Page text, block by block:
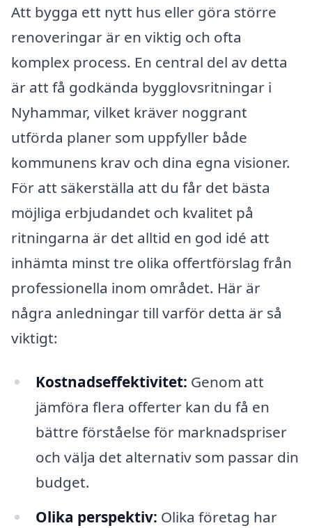
Att bygga ett nytt hus eller göra större
renoveringar är en viktig och ofta
komplex process. En central del av detta
är att få godkända bygglovsritningar i
Nyhammar, vilket kräver noggrant
utförda planer som uppfyller både
kommunens krav och dina egna visioner.
För att säkerställa att du får det bästa
möjliga erbjudandet och kvalitet på
ritningarna är det alltid en god idé att
inhämta minst tre olika offertförslag från
professionella inom området. Här är
några anledningar till varför detta är så
viktigt:
Kostnadseffektivitet: Genom att
jämföra flera offerter kan du få en
bättre förståelse för marknadspriser
och välja det alternativ som passar din
budget.
Olika perspektiv: Olika företag har